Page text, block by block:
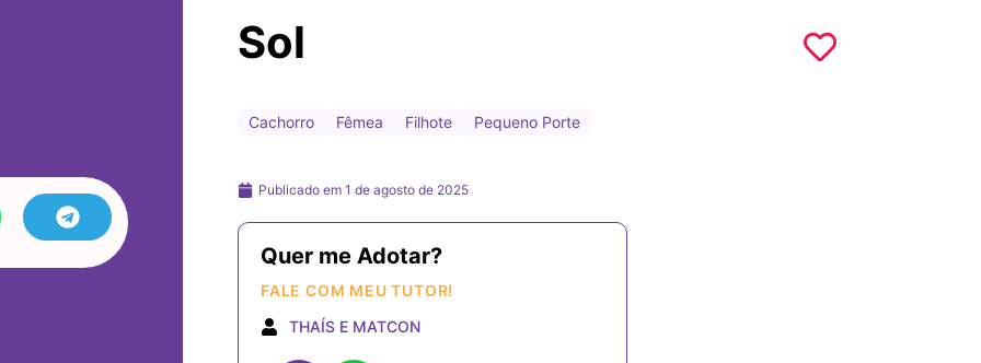
Sol
Cachorro Fêmea Filhote Pequeno Porte
Publicado em 1 de agosto de 2025
Quer me Adotar?
FALE COM MEU TUTOR!
THAÍS E MATCON